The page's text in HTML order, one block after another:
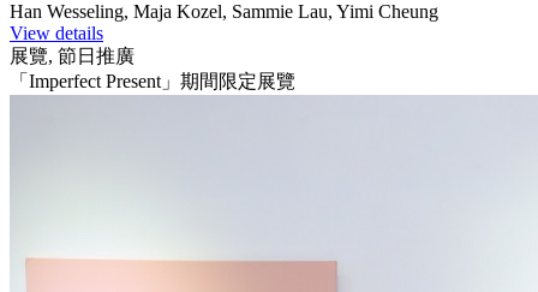
Han Wesseling, Maja Kozel, Sammie Lau, Yimi Cheung
View details
展覽, 節日推廣
「Imperfect Present」期間限定展覽